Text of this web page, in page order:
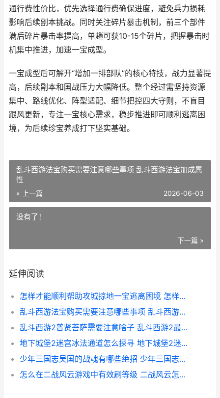
通行费性价比，优先选择通行费确保进度，避免兵力损耗
影响后续副本挑战。同时关注碎片暴击机制，前三个部件
满后碎片暴击率提高，单趟可获10-15个碎片，把握暴击时
机集中推进，加速一宝成型。
一宝成型后可解开“增加一排部队”的核心特技，战力显著提
高，后续副本和国战压力大幅降低。整个经过需坚持资源
集中、路线优化、阵型适配、细节把控四大守则，不盲目
跟风更新，专注一宝核心需求，稳步推进即可顺利逃离困
境，为后续珍宝养成打下坚实基础。
乱斗西游法宝购买需要注意哪些事项 乱斗西游法宝加成属
性
« 上一篇 2026-06-03
没有了！
下一篇 »
延伸阅读
怎样才能顺利帮助攻城掠地一宝逃离困境 怎样才能顺利帮助孩子
乱斗西游法宝购买需要注意哪些事项 乱斗西游法宝加成属性
乱斗西游2普贤菩萨需要注意啥子 乱斗西游2最强阵容搭配技巧详细解析
地下城堡2迷宫冰法通道怎么探寻 地下城堡2迷宫蓝图碎片路线
少年三国志吴国的战魂有哪些绝招 少年三国志吴国魂金主将
怎么在二战风云游戏中有效刷等级 二战风云怎么进入战场